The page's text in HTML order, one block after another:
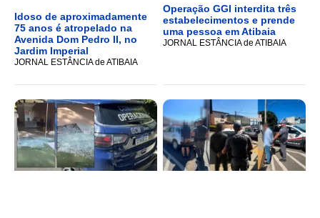
Idoso de aproximadamente
75 anos é atropelado na
Avenida Dom Pedro II, no
Jardim Imperial
JORNAL ESTÂNCIA de ATIBAIA
Operação GGI interdita três
estabelecimentos e prende
uma pessoa em Atibaia
JORNAL ESTÂNCIA de ATIBAIA